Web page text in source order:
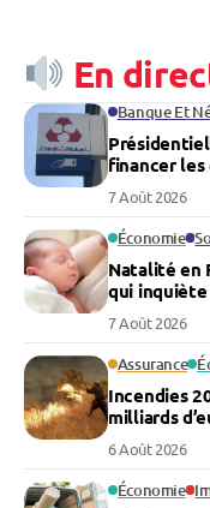
En
Banque Et
financer les
7 Août 2026
Économie
Natalité en
qui
7 Août 2026
Assurance
Incendies
milliards
6 Août 2026
Économie